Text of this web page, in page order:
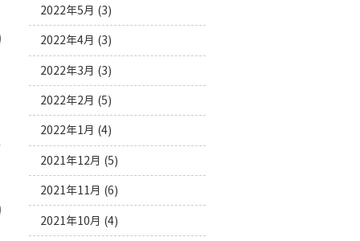
2022年5月 (3)
2022年4月 (3)
2022年3月 (3)
2022年2月 (5)
2022年1月 (4)
2021年12月 (5)
2021年11月 (6)
2021年10月 (4)